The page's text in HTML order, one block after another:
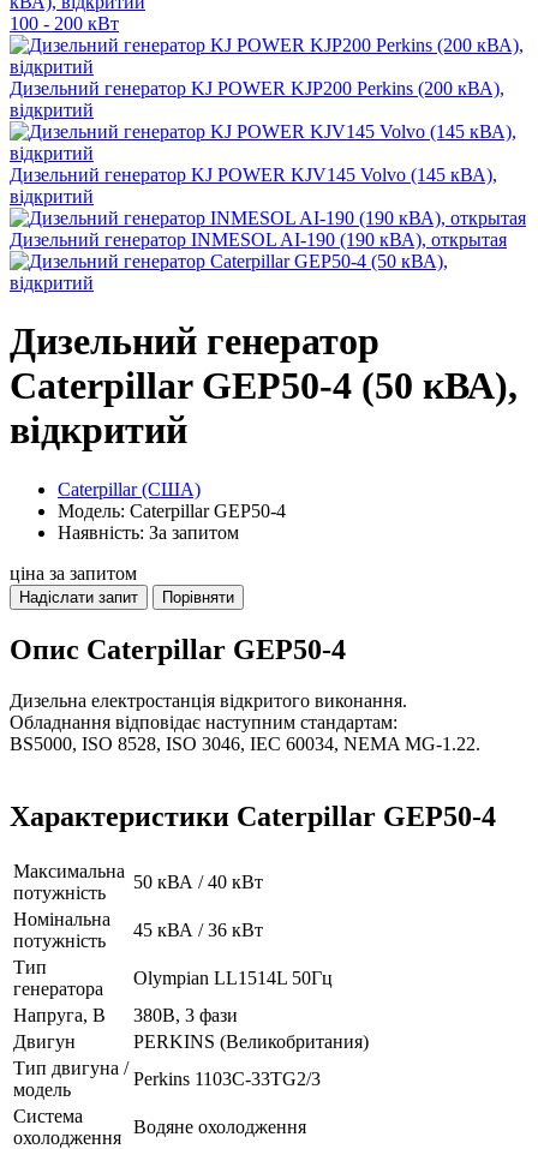
100 - 200 кВт
Дизельний генератор KJ POWER KJP200 Perkins (200 кВА),
відкритий
Дизельний генератор KJ POWER KJV145 Volvo (145 кВА),
відкритий
Дизельний генератор INMESOL AI-190 (190 кВА), открытая
Дизельний генератор
Caterpillar GEP50-4 (50 кВА),
відкритий
Caterpillar (США)
Модель: Caterpillar GEP50-4
Наявність: За запитом
ціна за запитом
Надіслати запит Порівняти
Опис Caterpillar GEP50-4
Дизельна електростанція відкритого виконання.
Обладнання відповідає наступним стандартам:
BS5000, ISO 8528, ISO 3046, IEC 60034, NEMA MG-1.22.
Характеристики Caterpillar GEP50-4
Максимальна
потужність
50 кВА / 40 кВт
Номінальна
потужність
45 кВА / 36 кВт
Тип
генератора
Olympian LL1514L 50Гц
Напруга, В
380В, 3 фази
Двигун
PERKINS (Великобритания)
Тип двигуна /
модель
Perkins 1103C-33TG2/3
Система
охолодження
Водяне охолодження